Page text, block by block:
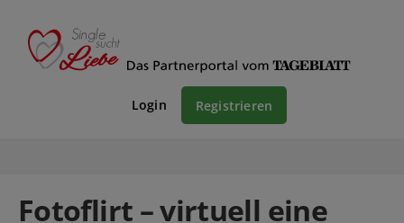
Login Registrieren
Fotoflirt – virtuell eine